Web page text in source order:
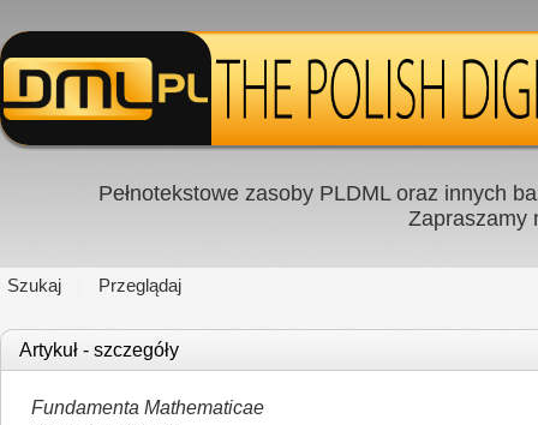
Pełnotekstowe zasoby PLDML oraz innych
Zapraszamy
Szukaj Przeglądaj
Artykuł - szczegóły
Fundamenta Mathematicae